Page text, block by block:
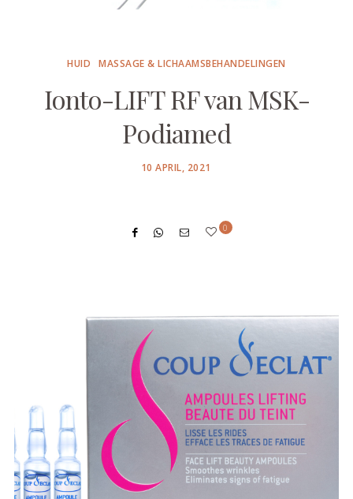
HUID MASSAGE & LICHAAMSBEHANDELINGEN
Ionto-LIFT RF van MSK-
Podiamed
POSTED
10 APRIL, 2021
0